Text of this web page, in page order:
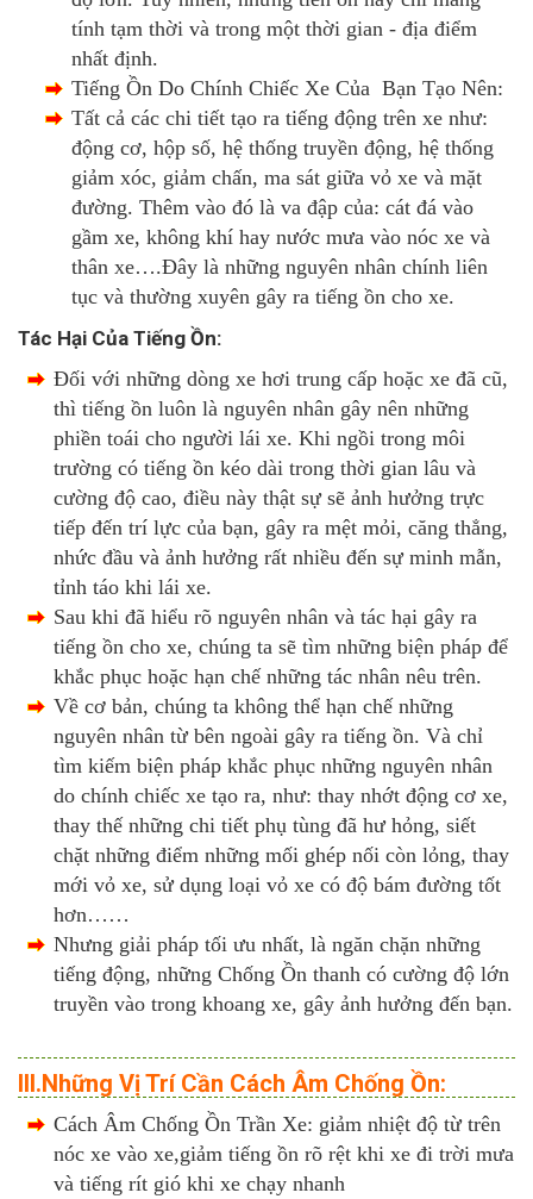
tính tạm thời và trong một thời gian - địa điểm
nhất định.
Tiếng Ồn Do Chính Chiếc Xe Của Bạn Tạo Nên:
Tất cả các chi tiết tạo ra tiếng động trên xe như:
động cơ, hộp số, hệ thống truyền động, hệ thống
giảm xóc, giảm chấn, ma sát giữa vỏ xe và mặt
đường. Thêm vào đó là va đập của: cát đá vào
gầm xe, không khí hay nước mưa vào nóc xe và
thân xe….Đây là những nguyên nhân chính liên
tục và thường xuyên gây ra tiếng ồn cho xe.
Tác Hại Của Tiếng Ồn:
Đối với những dòng xe hơi trung cấp hoặc xe đã cũ,
thì tiếng ồn luôn là nguyên nhân gây nên những
phiền toái cho người lái xe. Khi ngồi trong môi
trường có tiếng ồn kéo dài trong thời gian lâu và
cường độ cao, điều này thật sự sẽ ảnh hưởng trực
tiếp đến trí lực của bạn, gây ra mệt mỏi, căng thẳng,
nhức đầu và ảnh hưởng rất nhiều đến sự minh mẫn,
tỉnh táo khi lái xe.
Sau khi đã hiểu rõ nguyên nhân và tác hại gây ra
tiếng ồn cho xe, chúng ta sẽ tìm những biện pháp để
khắc phục hoặc hạn chế những tác nhân nêu trên.
Về cơ bản, chúng ta không thể hạn chế những
nguyên nhân từ bên ngoài gây ra tiếng ồn. Và chỉ
tìm kiếm biện pháp khắc phục những nguyên nhân
do chính chiếc xe tạo ra, như: thay nhớt động cơ xe,
thay thế những chi tiết phụ tùng đã hư hỏng, siết
chặt những điểm những mối ghép nối còn lỏng, thay
mới vỏ xe, sử dụng loại vỏ xe có độ bám đường tốt
hơn……
Nhưng giải pháp tối ưu nhất, là ngăn chặn những
tiếng động, những Chống Ồn thanh có cường độ lớn
truyền vào trong khoang xe, gây ảnh hưởng đến bạn.
III.Những Vị Trí Cần Cách Âm Chống Ồn:
Cách Âm Chống Ồn Trần Xe: giảm nhiệt độ từ trên
nóc xe vào xe,giảm tiếng ồn rõ rệt khi xe đi trời mưa
và tiếng rít gió khi xe chạy nhanh